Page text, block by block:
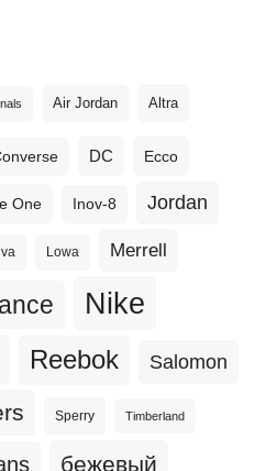
Air Jordan Altra
DC Ecco
One Inov-8 Jordan
Lowa Merrell
Nike
Reebok Salomon
Sperry Timberland
бежевый